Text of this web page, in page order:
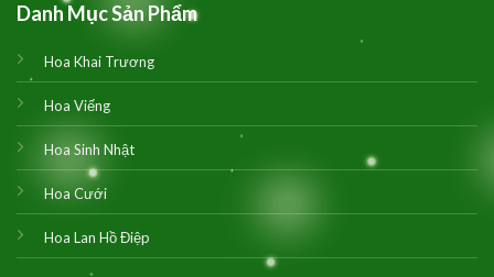
Danh Mục Sản Phẩm
Hoa Khai Trương
Hoa Viếng
Hoa Sinh Nhật
Hoa Cưới
Hoa Lan Hồ Điệp